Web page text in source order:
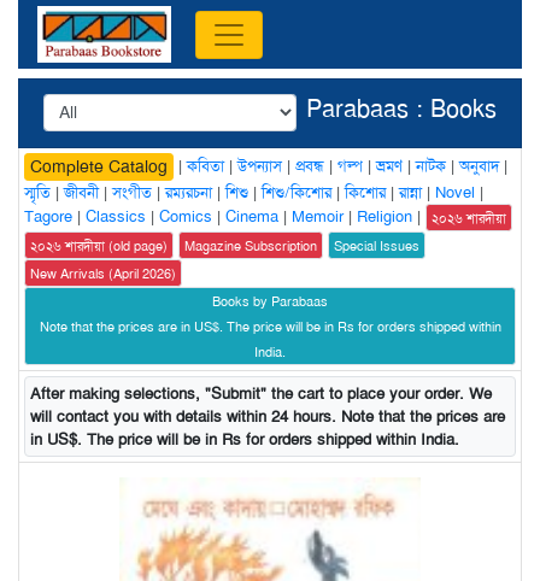
Parabaas : Books
Complete Catalog |কবিতা|উপন্যাস| প্রবন্ধ | গল্প |ভ্রমণ|নাটক |অনুবাদ|
স্মৃতি |জীবনী|সংগীত |রম্যরচনা|শিশু |শিশু/কিশোর|কিশোর|রান্না| Novel |
Tagore | Classics | Comics | Cinema | Memoir| Religion |
২০২৬ শারদীয়া
২০২৬ শারদীয়া (old page)
Magazine Subscription
Special Issues
New Arrivals (April 2026)
Books by Parabaas
Note that the prices are in US$. The price will be in Rs for orders shipped within
India.
After making selections, "Submit" the cart to place your order. We
will contact you with details within 24 hours. Note that the prices are
in US$. The price will be in Rs for orders shipped within India.